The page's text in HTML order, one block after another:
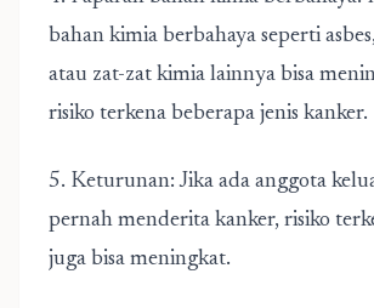
bahan kimia berbahaya seperti
atau zat-zat kimia lainnya bisa
risiko terkena beberapa jenis kanker.
5. Keturunan: Jika ada anggota
pernah menderita kanker, risiko
juga bisa meningkat.